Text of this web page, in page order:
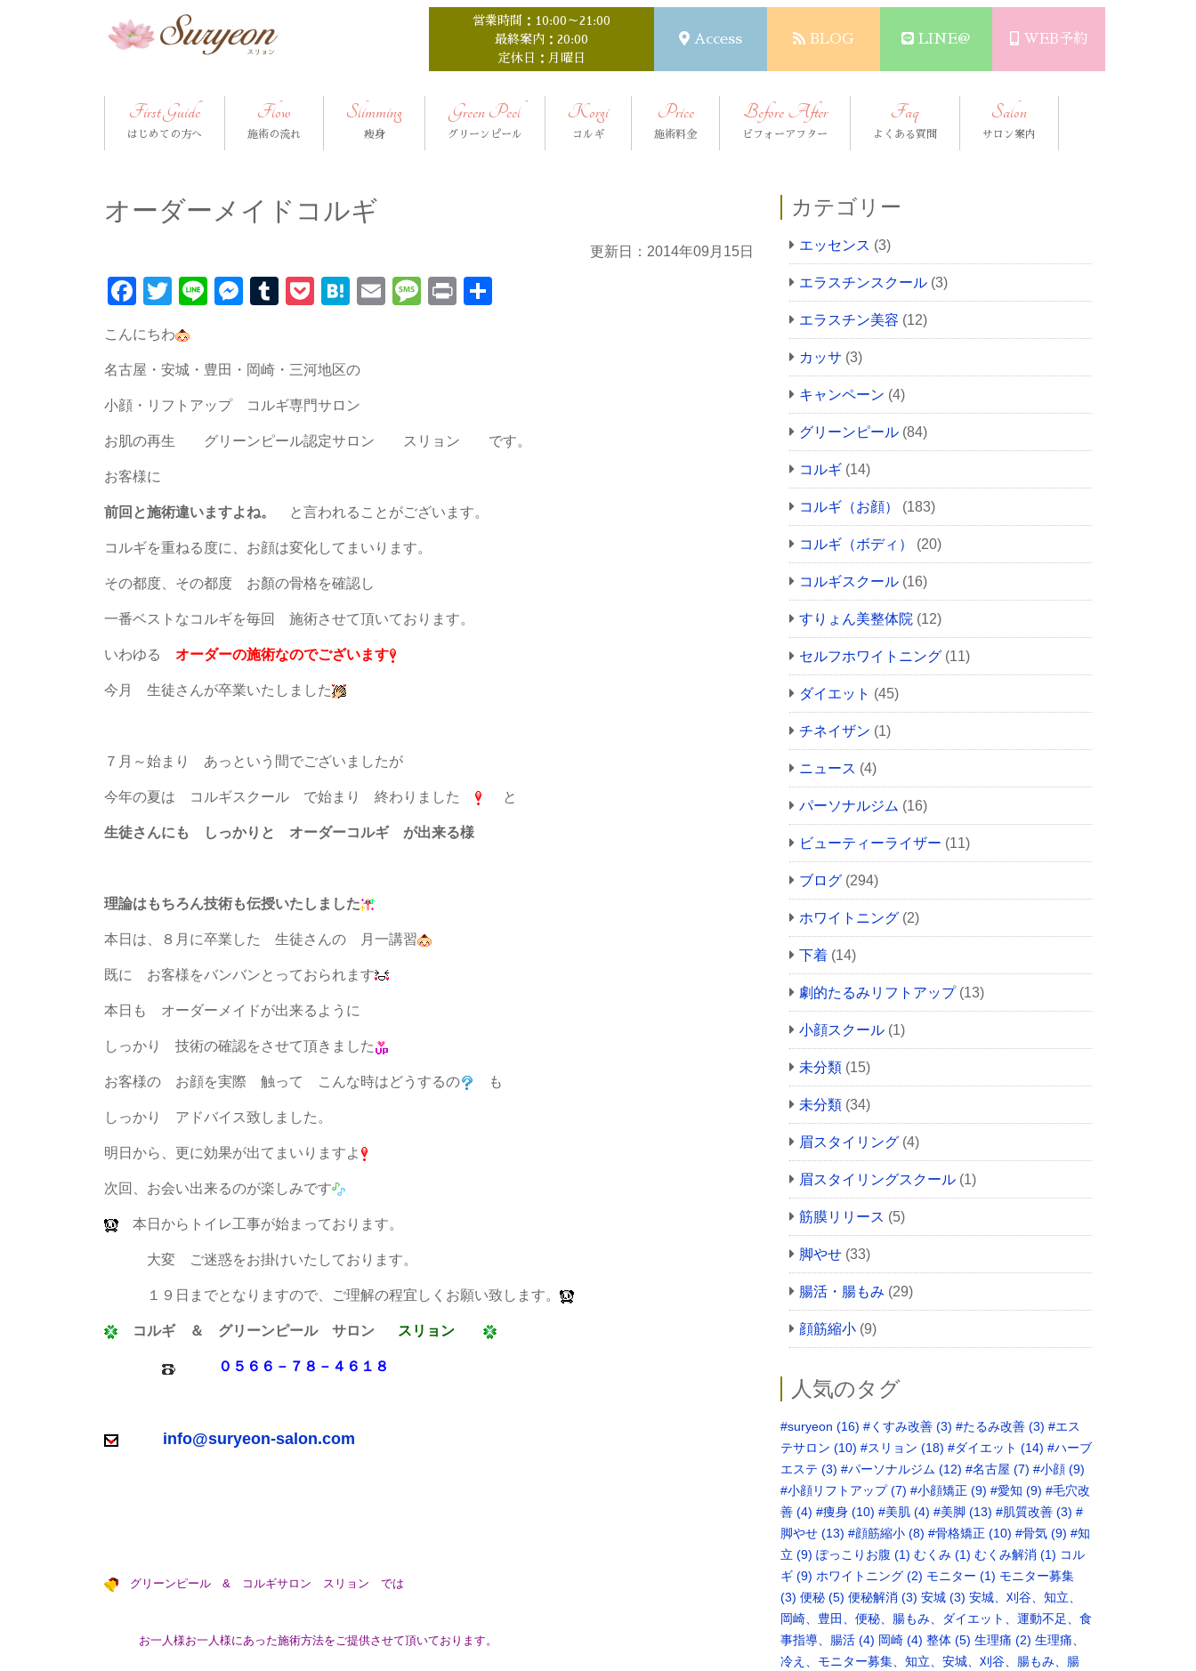
営業時間：10:00～21:00
最終案内：20:00
定休日：月曜日
Access BLOG LINE@ WEB予約
First Guide
はじめての方へ
Flow
施術の流れ
Slimming
痩身
Green Peel
グリーンピール
Korgi
コルギ
Price
施術料金
Before After
ビフォーアフター
Faq
よくある質問
Salon
サロン案内
オーダーメイドコルギ
更新日：2014年09月15日
Facebook
TwitterLineMessenger
Tumblr
Pocket
Hatena
EmailMessage
Print
こんにちわ
名古屋・安城・豊田・岡崎・三河地区の
小顔・リフトアップ コルギ専門サロン
お肌の再生 グリーンピール認定サロン スリョン です。
お客様に
前回と施術違いますよね。 と言われることがございます。
コルギを重ねる度に、お顔は変化してまいります。
その都度、その都度 お顏の骨格を確認し
一番ベストなコルギを毎回 施術させて頂いております。
いわゆる オーダーの施術なのでございます
今月 生徒さんが卒業いたしました
７月～始まり あっという間でございましたが
今年の夏は コルギスクール で始まり 終わりました と
生徒さんにも しっかりと オーダーコルギ が出来る様
理論はもちろん技術も伝授いたしました
本日は、８月に卒業した 生徒さんの 月一講習
既に お客様をバンバンとっておられます
本日も オーダーメイドが出来るように
しっかり 技術の確認をさせて頂きました
お客様の お顔を実際 触って こんな時はどうするの も
しっかり アドバイス致しました。
明日から、更に効果が出てまいりますよ
次回、お会い出来るのが楽しみです
本日からトイレ工事が始まっております。
大変 ご迷惑をお掛けいたしております。
１９日までとなりますので、ご理解の程宜しくお願い致します。
コルギ＆ グリーンピール サロン スリョン
０５６６－７８－４６１８
info@suryeon-salon.com
グリーンピール & コルギサロン スリョン では
お一人様お一人様にあった施術方法をご提供させて頂いております。
カテゴリー
エッセンス (3)
エラスチンスクール (3)
エラスチン美容 (12)
カッサ (3)
キャンペーン (4)
グリーンピール (84)
コルギ (14)
コルギ（お顔） (183)
コルギ（ボディ） (20)
コルギスクール (16)
すりょん美整体院 (12)
セルフホワイトニング (11)
ダイエット (45)
チネイザン (1)
ニュース (4)
パーソナルジム (16)
ビューティーライザー (11)
ブログ (294)
ホワイトニング (2)
下着 (14)
劇的たるみリフトアップ(13)
小顔スクール (1)
未分類 (15)
未分類 (34)
眉スタイリング (4)
眉スタイリングスクール (1)
筋膜リリース (5)
脚やせ (33)
腸活・腸もみ (29)
顔筋縮小 (9)
人気のタグ
#suryeon (16) #くすみ改善 (3) #たるみ改善 (3) #エス
テサロン (10) #スリョン (18) #ダイエット (14) #ハーブ
エステ (3) #パーソナルジム (12) #名古屋 (7) #小顔 (9)
#小顔リフトアップ(7) #小顔矯正 (9) #愛知 (9) #毛穴改
善 (4) #痩身 (10) #美肌 (4) #美脚 (13) #肌質改善 (3) #
脚やせ (13) #顔筋縮小 (8) #骨格矯正‬ (10) #骨気 (9) ‪#知
立 (9) ぽっこりお腹 (1) むくみ (1) むくみ解消 (1) コル
ギ (9) ホワイトニング (2) モニター (1) モニター募集
(3) 便秘 (5) 便秘解消 (3) 安城 (3) 安城、刈谷、知立、
岡崎、豊田、便秘、腸もみ、ダイエット、運動不足、食
事指導、腸活 (4) 岡崎 (4) 整体 (5) 生理痛 (2) 生理痛、
冷え、モニター募集、知立、安城、刈谷、腸もみ、腸